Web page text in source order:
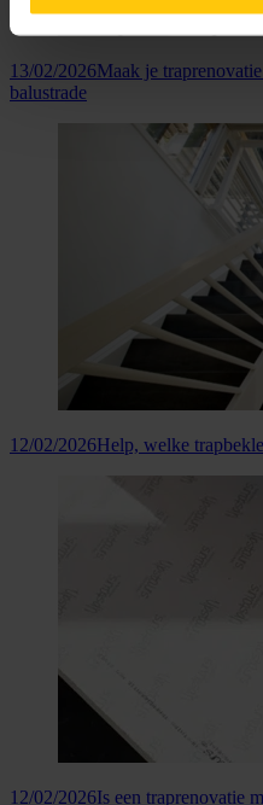
13/02/2026Maak je
balustrade
12/02/2026Help, welke
12/02/2026Is een traprenovatie